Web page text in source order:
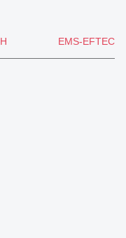
EMS-EFTEC